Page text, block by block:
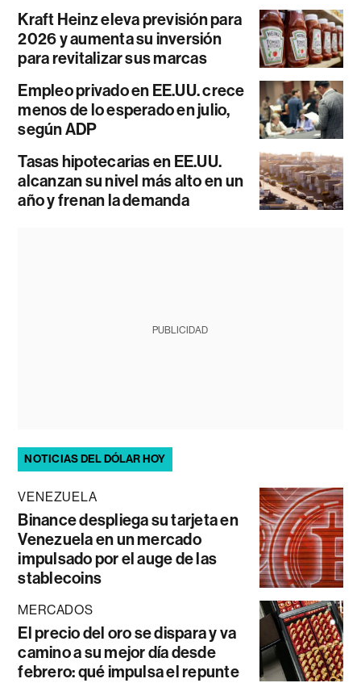
Kraft Heinz eleva previsión para
2026 y aumenta su inversión
para revitalizar sus marcas
Empleo privado en EE.UU. crece
menos de lo esperado en julio,
según ADP
Tasas hipotecarias en EE.UU.
alcanzan su nivel más alto en un
año y frenan la demanda
PUBLICIDAD
NOTICIAS DEL DÓLAR HOY
VENEZUELA
Binance despliega su tarjeta en
Venezuela en un mercado
impulsado por el auge de las
stablecoins
MERCADOS
El precio del oro se dispara y va
camino a su mejor día desde
febrero: qué impulsa el repunte